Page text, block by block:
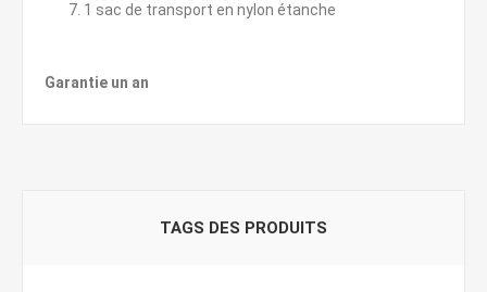
1 sac de transport en nylon étanche
Garantie un an
TAGS DES PRODUITS